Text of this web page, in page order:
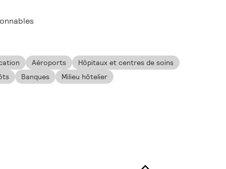
Aéroports
Hôpitaux et centres de soins
Banques Milieu hôtelier